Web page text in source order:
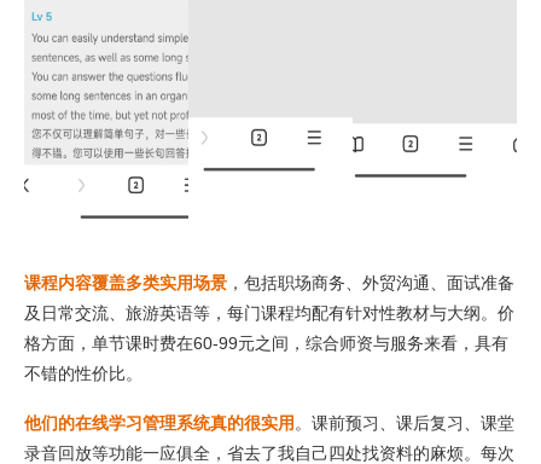
课程内容覆盖多类实用场景 ，包括职场商务、外贸沟通、面试准备
及日常交流、旅游英语等，每门课程均配有针对性教材与大纲。价
格方面，单节课时费在60-99元之间，综合师资与服务来看，具有
不错的性价比。
他们的在线学习管理系统真的很实用 。课前预习、课后复习、课堂
录音回放等功能一应俱全，省去了我自己四处找资料的麻烦。每次